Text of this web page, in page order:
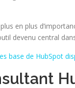
en plus
devenu central
base de HubSpot